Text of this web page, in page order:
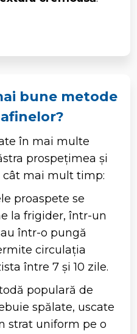
bune metode
în mai multe
prospețimea și
mai mult timp:
proaspete se
la frigider, într-un
într-o pungă
circulația
între 7 și 10 zile.
populară de
spălate, uscate
strat uniform pe o